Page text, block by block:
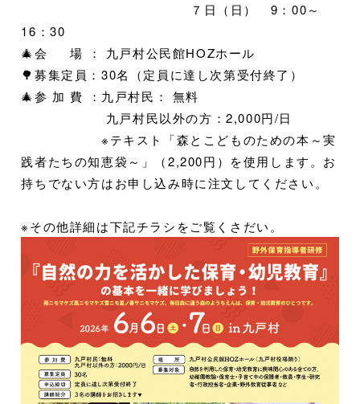
７日（日） 9：00～
16：30
🎄会 場 ： 九戸村公民館HOZホール
🌳募集定員：30名（定員に達し次第受付終了）
🎄参 加 費 ：九戸村民： 無料
九戸村民以外の方：2,000円/日
※テキスト「森とこどものための本～実
践者たちの知恵袋～」（2,200円）を使用します。お
持ちでない方はお申し込み時に注文してください。
※その他詳細は下記チラシをご覧くさだい。